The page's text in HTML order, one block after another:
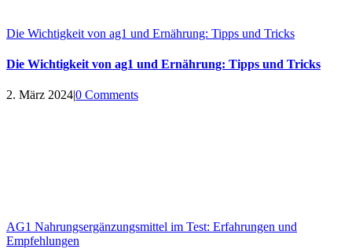
Die Wichtigkeit von ag1 und Ernährung: Tipps und Tricks
Die Wichtigkeit von ag1 und Ernährung: Tipps und Tricks
2. März 2024|0 Comments
AG1 Nahrungsergänzungsmittel im Test: Erfahrungen und
Empfehlungen